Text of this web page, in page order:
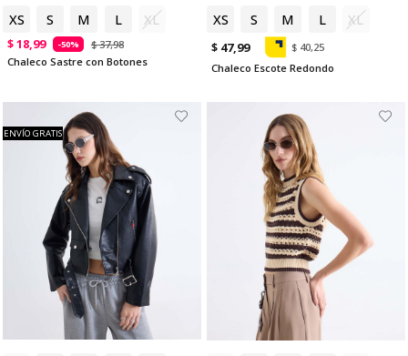
XS S M L XL
$ 18,99 -50%
$ 37,98
Chaleco Sastre con Botones
XS S M L XL
$ 47,99
$ 40,25
Chaleco Escote Redondo
ENVÍO GRATIS